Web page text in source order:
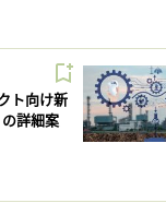
ト向け新
詳細案